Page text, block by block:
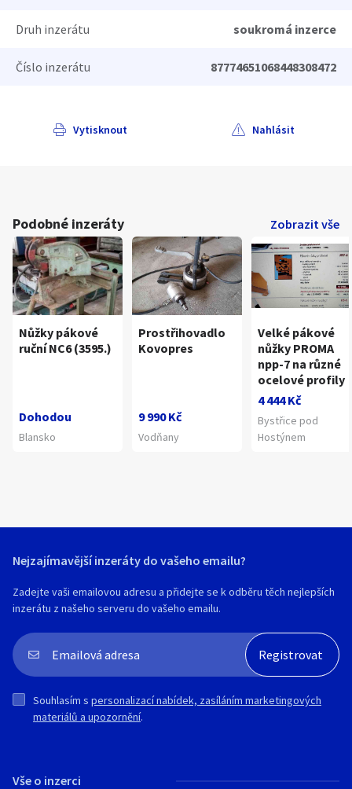
Druh inzerátu soukromá inzerce
Číslo inzerátu 87774651068448308472
Vytisknout Nahlásit
Podobné inzeráty Zobrazit vše
Nůžky pákové
ruční NC6 (3595.)
Dohodou
Blansko
Prostřihovadlo
Kovopres
9 990 Kč
Vodňany
Velké pákové
nůžky PROMA
npp-7 na různé
ocelové profily
4 444 Kč
Bystřice pod
Hostýnem
Vše o inzerci
Nejzajímavější inzeráty do vašeho emailu?
Zadejte vaši emailovou adresu a přidejte se k odběru těch nejlepších
inzerátu z našeho serveru do vašeho emailu.
Souhlasím s personalizací nabídek, zasíláním marketingových
materiálů a upozornění.